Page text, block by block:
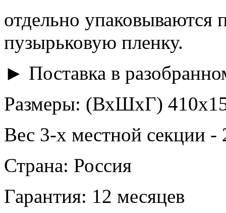
отдельно упаковываются
пузырьковую пленку.
► Поставка в
Размеры: (ВхШхГ)
Вес 3-х местной секции -
Страна: Россия
Гарантия: 12 месяцев